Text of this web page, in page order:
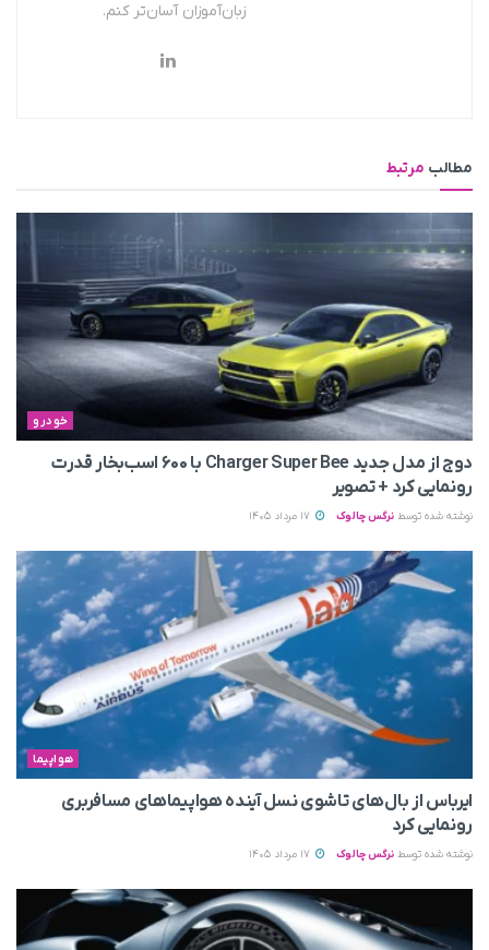
زبان‌آموزان آسان‌تر کنم.
مطالب مرتبط
خودرو
دوج از مدل جدید Charger Super Bee با ۶۰۰ اسب‌بخار قدرت
رونمایی کرد + تصویر
نوشته شده توسط نرگس چالوک
هواپیما
ایرباس از بال‌های تاشوی نسل آینده هواپیماهای مسافربری
رونمایی کرد
نوشته شده توسط نرگس چالوک